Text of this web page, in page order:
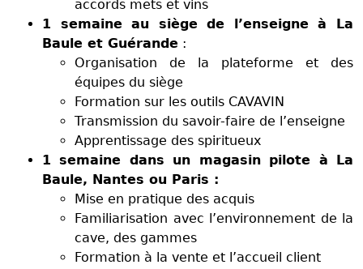
accords mets et vins
1 semaine au siège de l’enseigne à La
Baule et Guérande :
Organisation de la plateforme et des
équipes du siège
Formation sur les outils CAVAVIN
Transmission du savoir-faire de l’enseigne
Apprentissage des spiritueux
1 semaine dans un magasin pilote à La
Baule, Nantes ou Paris :
Mise en pratique des acquis
Familiarisation avec l’environnement de la
cave, des gammes
Formation à la vente et l’accueil client